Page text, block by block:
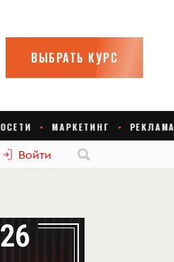
Войти